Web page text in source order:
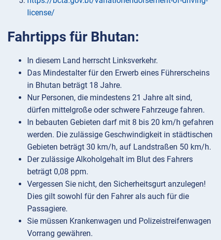
license/
Fahrtipps für Bhutan:
In diesem Land herrscht Linksverkehr.
Das Mindestalter für den Erwerb eines Führerscheins
in Bhutan beträgt 18 Jahre.
Nur Personen, die mindestens 21 Jahre alt sind,
dürfen mittelgroße oder schwere Fahrzeuge fahren.
In bebauten Gebieten darf mit 8 bis 20 km/h gefahren
werden. Die zulässige Geschwindigkeit in städtischen
Gebieten beträgt 30 km/h, auf Landstraßen 50 km/h.
Der zulässige Alkoholgehalt im Blut des Fahrers
beträgt 0,08 ppm.
Vergessen Sie nicht, den Sicherheitsgurt anzulegen!
Dies gilt sowohl für den Fahrer als auch für die
Passagiere.
Sie müssen Krankenwagen und Polizeistreifenwagen
Vorrang gewähren.